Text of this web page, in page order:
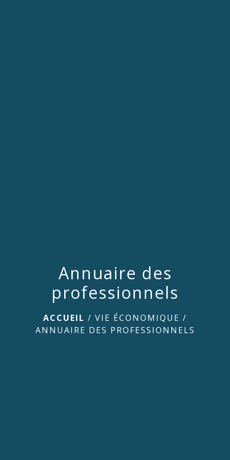
Annuaire des
professionnels
ACCUEIL / VIE ÉCONOMIQUE /
ANNUAIRE DES PROFESSIONNELS